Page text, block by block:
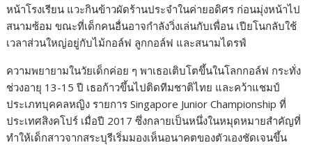
หน้าโรงเรียน แวะกินข้าวผัดร้านประจำในค่ายอดิศร ก่อนมุ่งหน้าไป
สนามซ้อม ขณะที่เด็กคนอื่นอาจกำลังวิ่งเล่นกับเพื่อน เปียโนกลับใช้
เวลาส่วนใหญ่อยู่กับไม้กอล์ฟ ลูกกอล์ฟ และสนามไดรฟ์
ความพยายามในวัยเด็กค่อย ๆ พาเธอเติบโตขึ้นในโลกกอล์ฟ กระทั่ง
ช่วงอายุ 13-15 ปี เธอก้าวขึ้นไปติดทีมชาติไทย และคว้าแชมป์
ประเภทบุคคลหญิง รายการ Singapore Junior Championship ที่
ประเทศสิงคโปร์ เมื่อปี 2017 ซึ่งกลายเป็นหนึ่งในหมุดหมายสำคัญที่
ทำให้เด็กสาวจากสระบุรีเริ่มมองเห็นอนาคตของตัวเองชัดเจนขึ้น